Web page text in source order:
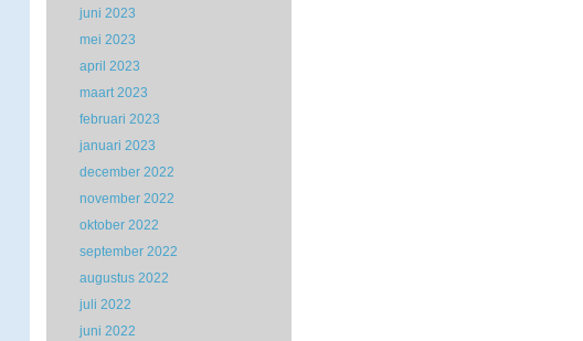
juni 2023
mei 2023
april 2023
maart 2023
februari 2023
januari 2023
december 2022
november 2022
oktober 2022
september 2022
augustus 2022
juli 2022
juni 2022